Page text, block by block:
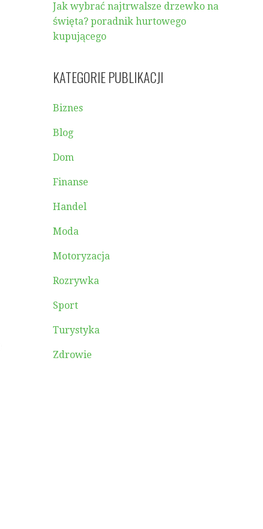
Jak wybrać najtrwalsze drzewko na
święta? poradnik hurtowego
kupującego
KATEGORIE PUBLIKACJI
Biznes
Blog
Dom
Finanse
Handel
Moda
Motoryzacja
Rozrywka
Sport
Turystyka
Zdrowie